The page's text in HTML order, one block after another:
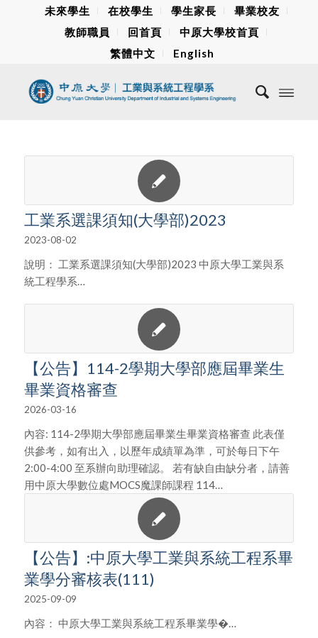
未來學生 在校學生 學生家長
畢業校友
教師職員
回首頁
中原大學校首頁
繁體中文
English
工業系選課須知(大學部)2023
2023-08-02
說明： 工業系選課須知(大學部)2023 中原大學工業與系
統工程學系…
【公告】114-2學期大學部應屆畢業生
畢業資格審查
2026-03-16
內容: 114-2學期大學部應屆畢業生畢業資格審查 此表僅
供參考，如有出入，以歷年成績單為準，可於每日下午
2:00-4:00 至系辦向助理確認。 若有缺自由缺分者，請善
用中原大學數位處MOCS魔課師課程 114…
【公告】:中原大學工業與系統工程系畢
業學分審核表(111)
2025-09-09
內容： 中原大學工業與系統工程系畢業學�…